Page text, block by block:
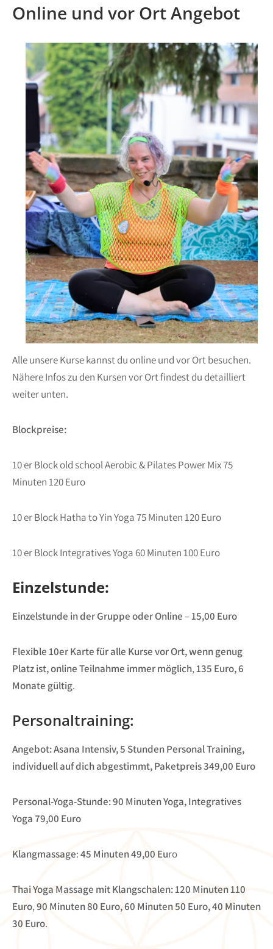
Online und vor Ort Angebot
Alle unsere Kurse kannst du online und vor Ort besuchen.
Nähere Infos zu den Kursen vor Ort findest du detailliert
weiter unten.
Blockpreise:
10 er Block old school Aerobic & Pilates Power Mix 75
Minuten 120 Euro
10 er Block Hatha to Yin Yoga 75 Minuten 120 Euro
10 er Block Integratives Yoga 60 Minuten 100 Euro
Einzelstunde:
Einzelstunde in der Gruppe oder Online–15,00 Euro
Flexible 10er Karte für alle Kurse vor Ort, wenn genug
Platz ist, online Teilnahme immer möglich,135 Euro, 6
Monate gültig.
Personaltraining:
Angebot: Asana Intensiv, 5 Stunden Personal Training,
individuell auf dich abgestimmt, Paketpreis 349,00 Euro
Personal-Yoga-Stunde:90 Minuten Yoga, Integratives
Yoga79,00 Euro
Klangmassage:45 Minuten49,00 Euro
Thai Yoga Massage mit Klangschalen:120 Minuten110
Euro,90 Minuten80 Euro, 60 Minuten50 Euro, 40 Minuten
30 Euro.